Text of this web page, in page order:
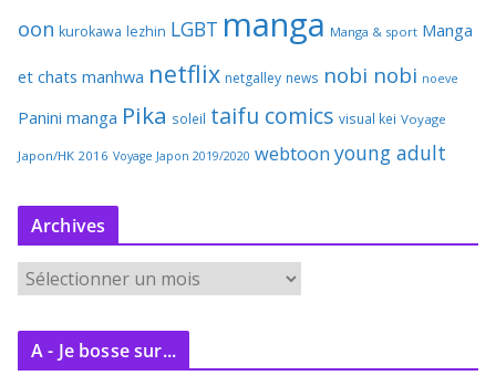
oon kurokawa lezhin LGBT manga Manga & sport Manga
et chats manhwa netflix netgalley news nobi nobi noeve
Panini manga Pika soleil taifu comics visual kei Voyage
Japon/HK 2016 Voyage Japon 2019/2020 webtoon young adult
Archives
r
c
A - Je bosse sur...